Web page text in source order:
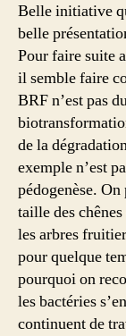
Belle initiative
belle
Pour faire suite
il semble faire
BRF n’est pas
de la
exemple n’est
pédogenèse.
taille des
les arbres
pour quelque
pourquoi on
les bactéries
continuent de